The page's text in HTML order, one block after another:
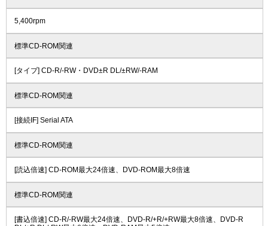
5,400rpm
標準CD-ROM関連
[タイプ] CD-R/-RW・DVD±R DL/±RW/-RAM
標準CD-ROM関連
[接続IF] Serial ATA
標準CD-ROM関連
[読込倍速] CD-ROM最大24倍速、DVD-ROM最大8倍速
標準CD-ROM関連
[書込倍速] CD-R/-RW最大24倍速、DVD-R/+R/+RW最大8倍速、DVD-R